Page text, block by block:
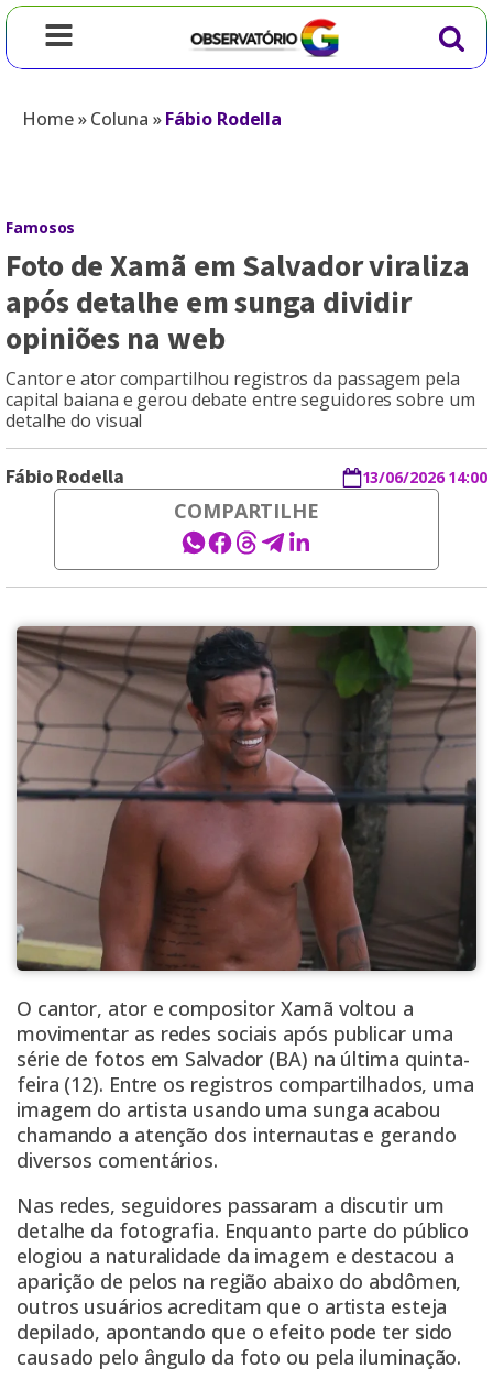
Home»Coluna »Fábio Rodella
Famosos
Foto de Xamã em Salvador viraliza
após detalhe em sunga dividir
opiniões na web
Cantor e ator compartilhou registros da passagem pela
capital baiana e gerou debate entre seguidores sobre um
detalhe do visual
Fábio Rodella 13/06/2026 14:00
COMPARTILHE
O cantor, ator e compositor Xamã voltou a
movimentar as redes sociais após publicar uma
série de fotos em Salvador (BA) na última quinta-
feira (12). Entre os registros compartilhados, uma
imagem do artista usando uma sunga acabou
chamando a atenção dos internautas e gerando
diversos comentários.
Nas redes, seguidores passaram a discutir um
detalhe da fotografia. Enquanto parte do público
elogiou a naturalidade da imagem e destacou a
aparição de pelos na região abaixo do abdômen,
outros usuários acreditam que o artista esteja
depilado, apontando que o efeito pode ter sido
causado pelo ângulo da foto ou pela iluminação.